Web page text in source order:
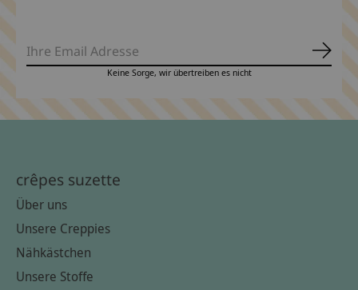
Keine Sorge, wir übertreiben es nicht
crêpes suzette
Über uns
Unsere Creppies
Nähkästchen
Unsere Stoffe